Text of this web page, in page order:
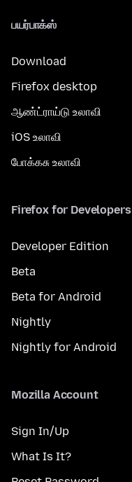
பயர்பாக்ஸ்
Download
Firefox desktop
ஆண்ட்ராய்டு உலாவி
iOS உலாவி
போக்கசு உலாவி
Firefox for Developers
Developer Edition
Beta
Beta for Android
Nightly
Nightly for Android
Mozilla Account
Sign In/Up
What Is It?